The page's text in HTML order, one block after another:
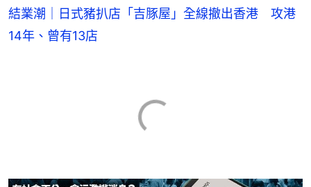
結業潮｜日式豬扒店「吉豚屋」全線撤出香港 攻港
14年、曾有13店